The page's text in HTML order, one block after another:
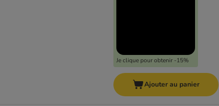
Je clique pour obtenir -15%
Ajouter au panier